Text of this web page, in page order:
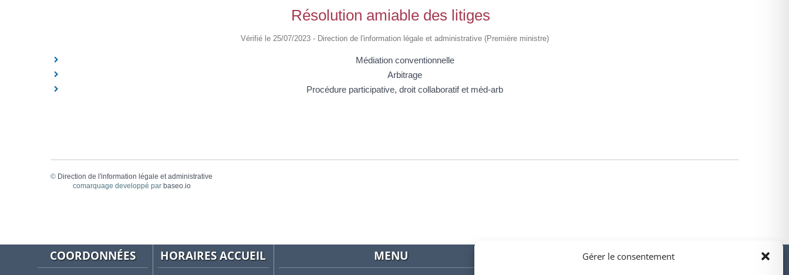
Gérer le consentement
Résolution amiable des litiges
Vérifié le 25/07/2023 - Direction de l'information légale et administrative (Première ministre)
Médiation conventionnelle
Arbitrage
Procédure participative, droit collaboratif et méd-arb
© Direction de l'information légale et administrative
comarquage developpé par baseo.io
COORDONNÉES HORAIRES ACCUEIL MENU PARTENAIRES